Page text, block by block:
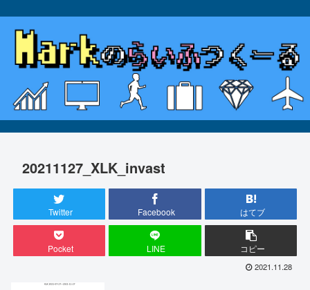
20211127_XLK_invast
Twitter Facebook はてブ
Pocket LINE コピー
2021.11.28